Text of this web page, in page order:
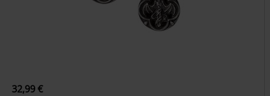
32,99 €